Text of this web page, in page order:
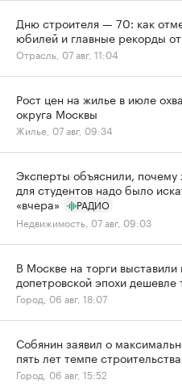
Дню строителя — 70: как
юбилей и главные рекорды
Отрасль, 07 авг, 11:04
Рост цен на жилье в июле
округа Москвы
Жилье, 07 авг, 09:34
Эксперты объяснили, почему
для студентов надо было
«вчера»
РАДИО
Недвижимость, 07 авг, 09:03
В Москве на торги выставили
допетровской эпохи дешевле
Город, 06 авг, 18:07
Собянин заявил о
пять лет темпе
Город, 06 авг, 15:52